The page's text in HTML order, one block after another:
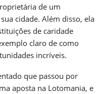
de um
cidade. Além disso, ela
de caridade
claro de como
incríveis.
que passou por
aposta na Lotomania, e